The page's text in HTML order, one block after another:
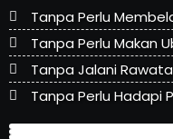
Tanpa Perlu
Tanpa Perlu Makan
Tanpa Jalani
Tanpa Perlu Hadapi